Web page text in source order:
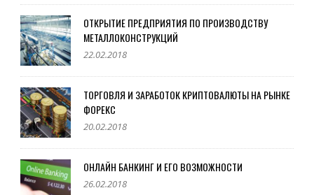
ОТКРЫТИЕ ПРЕДПРИЯТИЯ ПО ПРОИЗВОДСТВУ
МЕТАЛЛОКОНСТРУКЦИЙ
22.02.2018
ТОРГОВЛЯ И ЗАРАБОТОК КРИПТОВАЛЮТЫ НА РЫНКЕ
ФОРЕКС
20.02.2018
ОНЛАЙН БАНКИНГ И ЕГО ВОЗМОЖНОСТИ
26.02.2018